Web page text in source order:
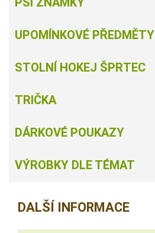
UPOMÍNKOVÉ PŘEDMĚTY
STOLNÍ HOKEJ ŠPRTEC
TRIČKA
DÁRKOVÉ POUKAZY
VÝROBKY DLE TÉMAT
DALŠÍ INFORMACE